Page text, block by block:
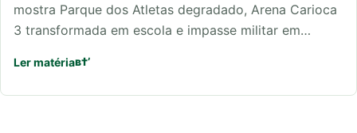
mostra Parque dos Atletas degradado, Arena Carioca
3 transformada em escola e impasse militar em…
Ler matéria